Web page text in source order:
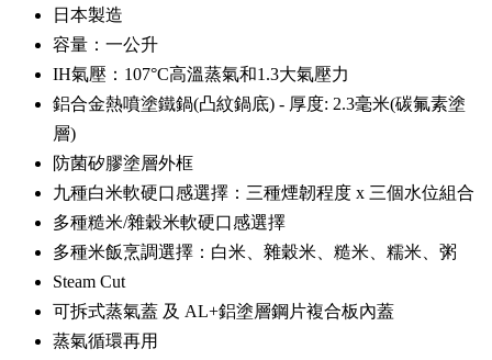
日本製造
容量：一公升
IH氣壓：107°C高溫蒸氣和1.3大氣壓力
鋁合金熱噴塗鐵鍋(凸紋鍋底) - 厚度: 2.3毫米(碳氟素塗
層)
防菌矽膠塗層外框
九種白米軟硬口感選擇：三種煙韌程度 x 三個水位組合
多種糙米/雜穀米軟硬口感選擇
多種米飯烹調選擇：白米、雜穀米、糙米、糯米、粥
Steam Cut
可拆式蒸氣蓋 及 AL+鋁塗層鋼片複合板內蓋
蒸氣循環再用